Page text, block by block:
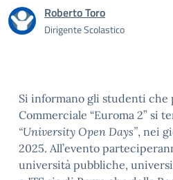
Roberto Toro
Dirigente Scolastico
Si informano gli studenti che
Commerciale “Euroma 2” si
“University Open Days”, nei
2025. All’evento
università pubbliche,